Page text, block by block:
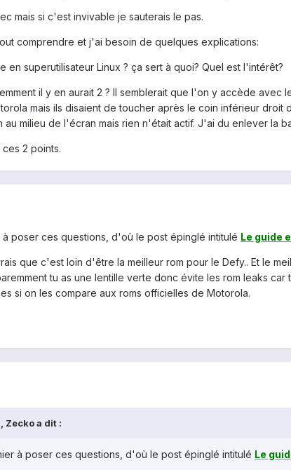
mais si c'est invivable je sauterais le pas.
comprendre et j'ai besoin de quelques explications:
en superutilisateur Linux ? ça sert à quoi? Quel est l'intérêt?
il y en aurait 2 ? Il semblerait que l'on y accède
mais ils disaient de toucher après le coin inférieur
milieu de l'écran mais rien n'était actif. J'ai du enlever la
2 points.
à poser ces questions, d'où le post épinglé intitulé Le guide
que c'est loin d'être la meilleur rom pour le Defy.. Et le
tu as une lentille verte donc évite les rom leaks
si on les compare aux roms officielles de Motorola.
Zecko a dit :
à poser ces questions, d'où le post épinglé intitulé Le